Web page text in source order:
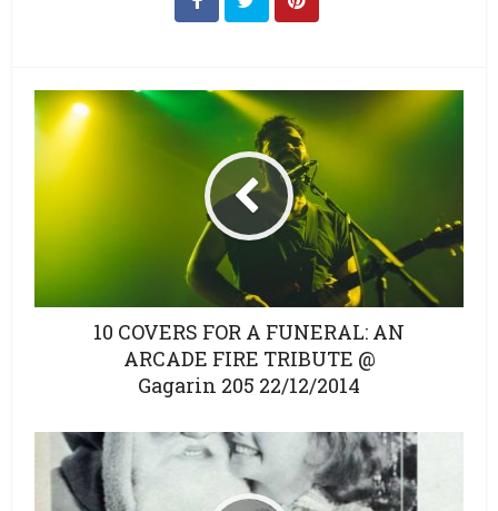
10 COVERS FOR A FUNERAL: AN
ARCADE FIRE TRIBUTE @
Gagarin 205 22/12/2014